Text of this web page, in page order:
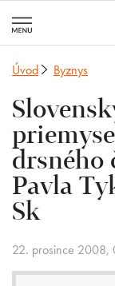
Úvod Byznys
drsného
Pavla
Sk
22. prosince 2008,